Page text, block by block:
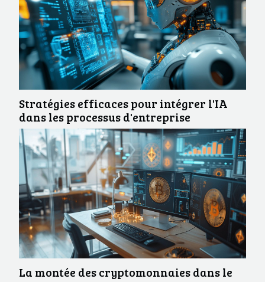
Stratégies efficaces pour intégrer l'IA
dans les processus d'entreprise
La montée des cryptomonnaies dans le